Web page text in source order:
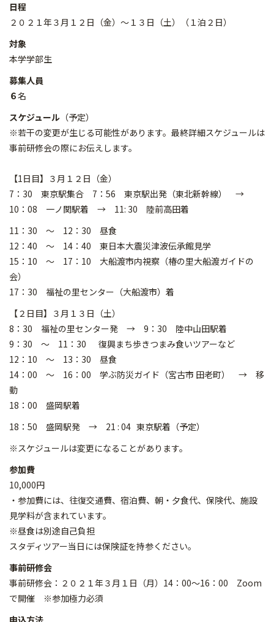
日程
２０２１年３月１２日（金）～１３日（土）（１泊２日）
対象
本学学部生
募集人員
６名
スケジュール （予定）
※若干の変更が生じる可能性があります。最終詳細スケジュールは
事前研修会の際にお伝えします。
【1日目】３月１２日（金）
7：30 東京駅集合 7：56 東京駅出発（東北新幹線） →
10：08 一ノ関駅着 → 11: 30 陸前高田着
11：30 ～ 12：30 昼食
12：40 ～ 14：40 東日本大震災津波伝承館見学
15：10 ～ 17：10 大船渡市内視察（椿の里大船渡ガイドの
会）
17：30 福祉の里センター（大船渡市）着
【２日目】３月１３日（土）
8：30 福祉の里センター発 → 9：30 陸中山田駅着
9：30 ～ 11：30 復興まち歩きつまみ食いツアーなど
12：10 ～ 13：30 昼食
14：00 ～ 16：00 学ぶ防災ガイド（宮古市 田老町） → 移
動
18：00 盛岡駅着
18：50 盛岡駅発 → 21 : 04 東京駅着（予定）
※スケジュールは変更になることがあります。
参加費
10,000円
・参加費には、往復交通費、宿泊費、朝・夕食代、保険代、施設
見学料が含まれています。
※昼食は別途自己負担
スタディツアー当日には保険証を持参ください。
事前研修会
事前研修会：２０２１年３月１日（月）14：00～16：00 Zoom
で開催 ※参加極力必須
申込方法